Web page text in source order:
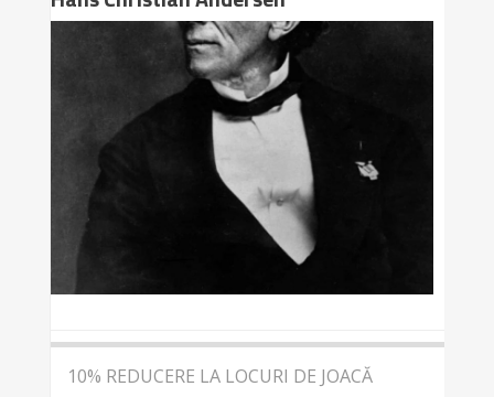
10% REDUCERE LA LOCURI DE JOACĂ